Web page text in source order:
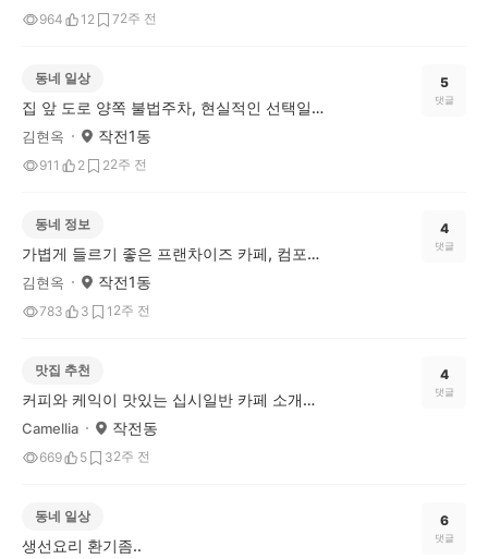
964 12 72주 전
동네 일상
집 앞 도로 양쪽 불법주차, 현실적인 선택일까요? 여러분 생각은 어떠신가요?
김현옥 작전1동
911 2 22주 전
5
댓글
동네 정보
가볍게 들르기 좋은 프랜차이즈 카페, 컴포즈커피 방문 후기
김현옥 작전1동
783 3 1 2주 전
4
댓글
맛집 추천
커피와 케익이 맛있는 십시일반 카페 소개합니다
Camellia 작전동
669 5 32주 전
4
댓글
동네 일상
생선요리 환기좀..
6
댓글